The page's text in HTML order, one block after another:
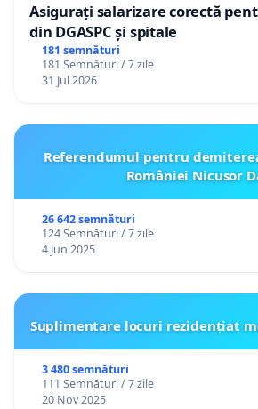
Asigurați salarizare corectă
din DGASPC și spitale
181 semnături
181 Semnături / 7 zile
31 Jul 2026
Referendumul pentru
României Nicusor
26 642 semnături
124 Semnături / 7 zile
4 Jun 2025
Suplimentare locuri rezidențiat
3 480 semnături
111 Semnături / 7 zile
20 Nov 2025